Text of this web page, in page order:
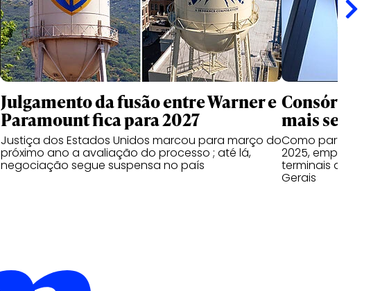
Julgamento da fusão entre Warner e
Paramount fica para 2027
Justiça dos Estados Unidos marcou para março do
próximo ano a avaliação do processo ; até lá,
negociação segue suspensa no país
Consórcio
mais seis
Como parte do
2025,
terminais do
Gerais